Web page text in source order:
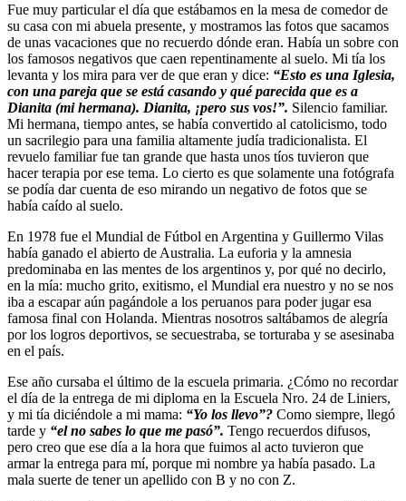
Fue muy particular el día que estábamos en la mesa de comedor de
su casa con mi abuela presente, y mostramos las fotos que sacamos
de unas vacaciones que no recuerdo dónde eran. Había un sobre con
los famosos negativos que caen repentinamente al suelo. Mi tía los
levanta y los mira para ver de que eran y dice: “Esto es una Iglesia,
con una pareja que se está casando y qué parecida que es a
Dianita (mi hermana). Dianita, ¡pero sus vos!”. Silencio familiar.
Mi hermana, tiempo antes, se había convertido al catolicismo, todo
un sacrilegio para una familia altamente judía tradicionalista. El
revuelo familiar fue tan grande que hasta unos tíos tuvieron que
hacer terapia por ese tema. Lo cierto es que solamente una fotógrafa
se podía dar cuenta de eso mirando un negativo de fotos que se
había caído al suelo.
En 1978 fue el Mundial de Fútbol en Argentina y Guillermo Vilas
había ganado el abierto de Australia. La euforia y la amnesia
predominaba en las mentes de los argentinos y, por qué no decirlo,
en la mía: mucho grito, exitismo, el Mundial era nuestro y no se nos
iba a escapar aún pagándole a los peruanos para poder jugar esa
famosa final con Holanda. Mientras nosotros saltábamos de alegría
por los logros deportivos, se secuestraba, se torturaba y se asesinaba
en el país.
Ese año cursaba el último de la escuela primaria. ¿Cómo no recordar
el día de la entrega de mi diploma en la Escuela Nro. 24 de Liniers,
y mi tía diciéndole a mi mama: “Yo los llevo”? Como siempre, llegó
tarde y “el no sabes lo que me pasó”. Tengo recuerdos difusos,
pero creo que ese día a la hora que fuimos al acto tuvieron que
armar la entrega para mí, porque mi nombre ya había pasado. La
mala suerte de tener un apellido con B y no con Z.